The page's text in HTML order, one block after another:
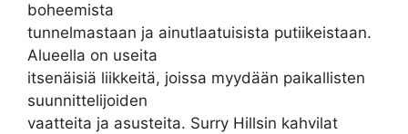
boheemista
tunnelmastaan ja ainutlaatuisista putiikeistaan.
Alueella on useita
itsenäisiä liikkeitä, joissa myydään paikallisten
suunnittelijoiden
vaatteita ja asusteita. Surry Hillsin kahvilat